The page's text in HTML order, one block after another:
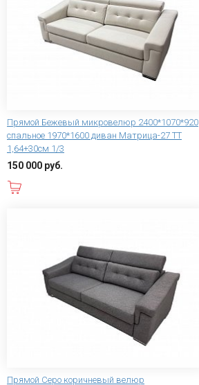
Прямой Бежевый микровелюр 2400*1070*920
спальное 1970*1600 диван Матрица-27 ТТ
1,64+30см 1/3
150 000 руб.
Прямой Серо коричневый велюр